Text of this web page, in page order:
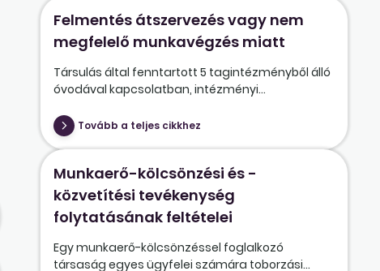
Felmentés átszervezés vagy nem
megfelelő munkavégzés miatt
Társulás által fenntartott 5 tagintézményből álló
óvodával kapcsolatban, intézményi...
Tovább a teljes cikkhez
Munkaerő-kölcsönzési és -
közvetítési tevékenység
folytatásának feltételei
Egy munkaerő-kölcsönzéssel foglalkozó
társaság egyes ügyfelei számára toborzási...